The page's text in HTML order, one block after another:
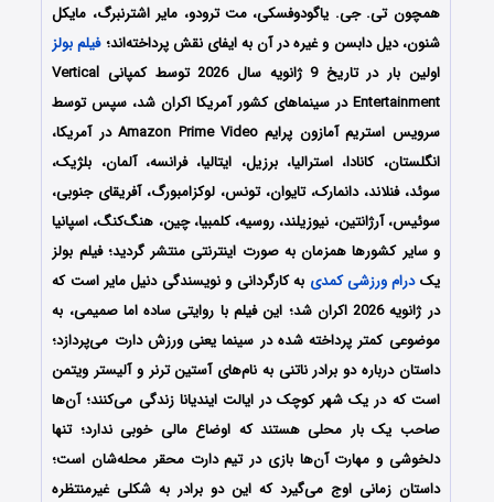
همچونتی. جی. یاگودوفسکی، مت ترودو، مایر اشترنبرگ، مایکل
شنون، دیل دابسن و غیره در آن به ایفای نقش پرداخته‌اند؛فیلم بولز
اولین بار در تاریخ 9 ژانویه سال 2026 توسط کمپانی‌ Vertical
Entertainment در سینماهای کشور آمریکا اکران شد، سپس توسط
سرویس استریم آمازون پرایم Amazon Prime Video
در آمریکا،
انگلستان، کانادا، استرالیا، برزیل، ایتالیا، فرانسه، آلمان، بلژیک،
سوئد، فنلاند، دانمارک، تایوان، تونس، لوکزامبورگ، آفریقای جنوبی،
سوئیس، آرژانتین، نیوزیلند، روسیه، کلمبیا، چین، هنگ‌کنگ، اسپانیا
و سایر کشورها همزمان به صورت اینترنتی منتشر گردید؛فیلم بولز
یکدرام ورزشی کمدی به کارگردانی و نویسندگی دنیل مایر است که
در ژانویه 2026 اکران شد؛ این فیلم با روایتی ساده اما صمیمی، به
موضوعی کمتر پرداخته شده در سینما یعنی ورزش دارت می‌پردازد؛
داستان درباره دو برادر ناتنی به نام‌های آستین ترنر و آلیستر ویتمن
است که در یک شهر کوچک در ایالت ایندیانا زندگی می‌کنند؛ آن‌ها
صاحب یک بار محلی هستند که اوضاع مالی خوبی ندارد؛ تنها
دلخوشی و مهارت آن‌ها بازی در تیم دارت محقر محله‌شان است؛
داستان زمانی اوج می‌گیرد که این دو برادر به شکلی غیرمنتظره